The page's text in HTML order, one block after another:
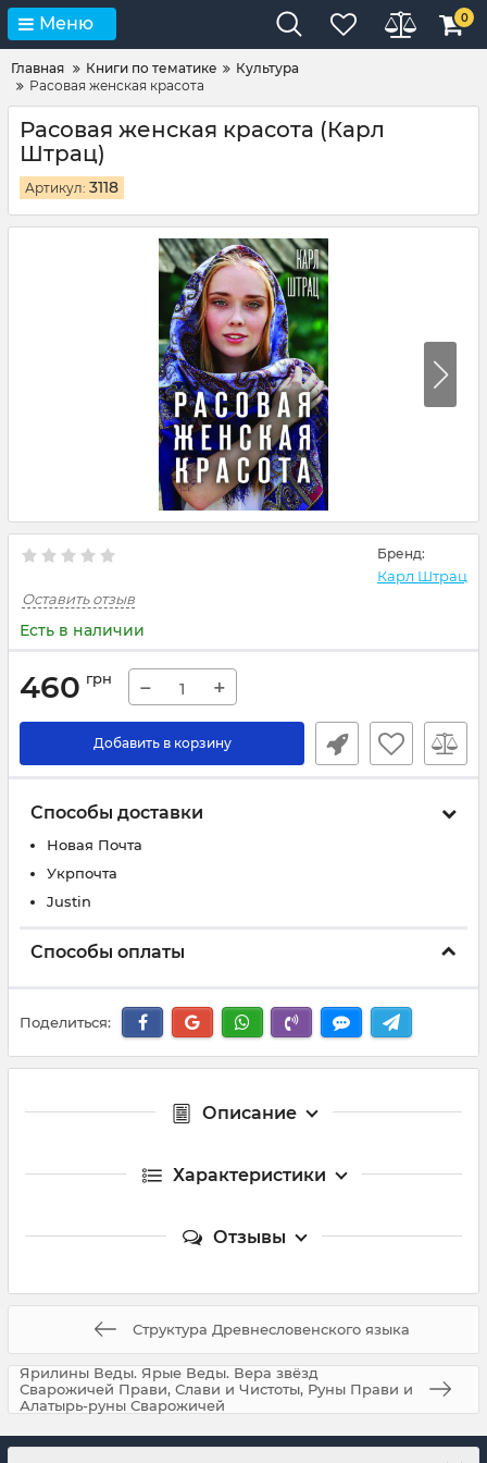
Меню 0
Главная Книги по тематике
Культура
Расовая женская красота
Расовая женская красота (Карл
Штрац)
Артикул: 3118
Бренд:
Карл Штрац
Оставить отзыв
Есть в наличии
460 грн − +
Добавить в корзину
Способы доставки
Новая Почта
Укрпочта
Justin
Способы оплаты
Поделиться:
Описание
Характеристики
Отзывы
Структура Древнесловенского языка
Ярилины Веды. Ярые Веды. Вера звёзд
Сварожичей Прави, Слави и Чистоты, Руны Прави и
Алатырь-руны Сварожичей